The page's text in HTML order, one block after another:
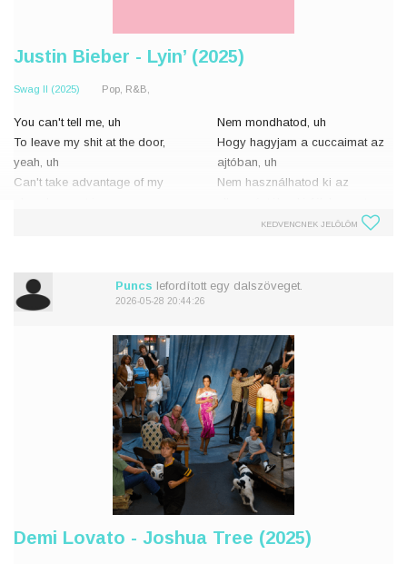
Justin Bieber - Lyin’ (2025)
Swag II (2025) Pop, R&B,
You can't tell me, uh
To leave my shit at the door,
yeah, uh
Can't take advantage of my
Can't you see me cryin'?
Hate it when we fighti
Nem mondhatod, uh
Hogy hagyjam a cuccaimat az
ajtóban, uh
Nem használhatod ki az
Ó, ó (Ja)
Hát nem látod, hogy zokogok?
KEDVENCNEK JELÖLÖM
Puncs lefordított egy dalszöveget.
2026-05-28 20:44:26
Demi Lovato - Joshua Tree (2025)